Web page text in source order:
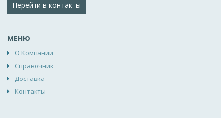
Перейти в контакты
МЕНЮ
О Компании
Справочник
Доставка
Контакты